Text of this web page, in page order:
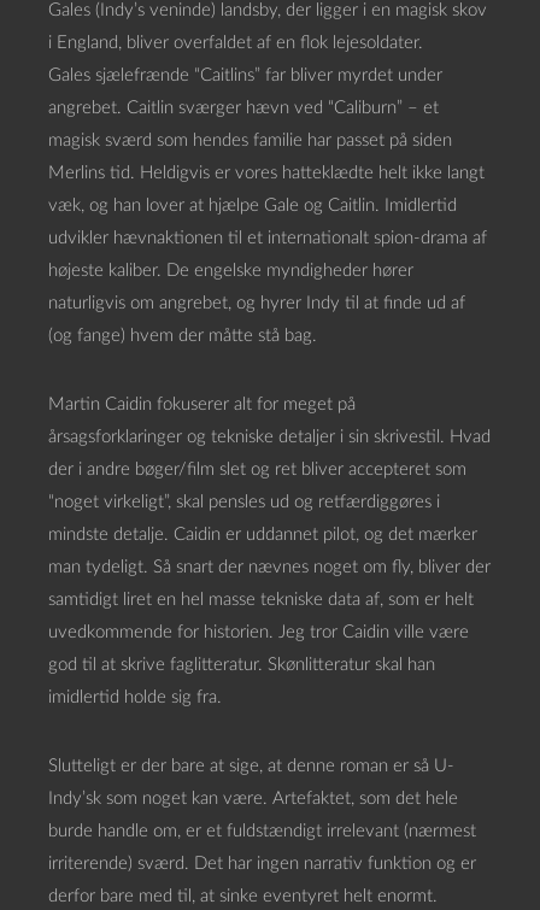
Gales (Indy’s veninde) landsby, der ligger i en magisk skov
i England, bliver overfaldet af en flok lejesoldater.
Gales sjælefrænde “Caitlins” far bliver myrdet under
angrebet. Caitlin sværger hævn ved “Caliburn” – et
magisk sværd som hendes familie har passet på siden
Merlins tid. Heldigvis er vores hatteklædte helt ikke langt
væk, og han lover at hjælpe Gale og Caitlin. Imidlertid
udvikler hævnaktionen til et internationalt spion-drama af
højeste kaliber. De engelske myndigheder hører
naturligvis om angrebet, og hyrer Indy til at finde ud af
(og fange) hvem der måtte stå bag.
Martin Caidin fokuserer alt for meget på
årsagsforklaringer og tekniske detaljer i sin skrivestil. Hvad
der i andre bøger/film slet og ret bliver accepteret som
“noget virkeligt”, skal pensles ud og retfærdiggøres i
mindste detalje. Caidin er uddannet pilot, og det mærker
man tydeligt. Så snart der nævnes noget om fly, bliver der
samtidigt liret en hel masse tekniske data af, som er helt
uvedkommende for historien. Jeg tror Caidin ville være
god til at skrive faglitteratur. Skønlitteratur skal han
imidlertid holde sig fra.
Slutteligt er der bare at sige, at denne roman er så U-
Indy’sk som noget kan være. Artefaktet, som det hele
burde handle om, er et fuldstændigt irrelevant (nærmest
irriterende) sværd. Det har ingen narrativ funktion og er
derfor bare med til, at sinke eventyret helt enormt.